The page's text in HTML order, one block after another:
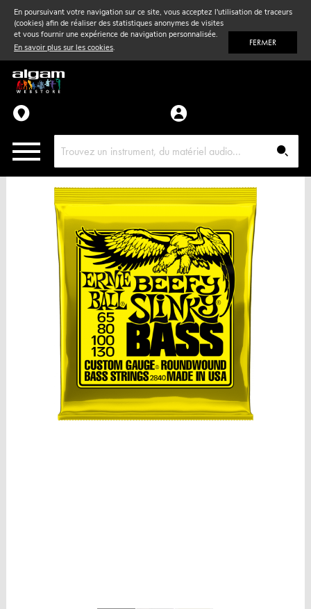
En poursuivant votre navigation sur ce site, vous acceptez l'utilisation de traceurs
(cookies) afin de réaliser des statistiques anonymes de visites
et vous fournir une expérience de navigation personnalisée.
En savoir plus sur les cookies. FERMER
Vent& Violon
Accessoires
Pièces détachées